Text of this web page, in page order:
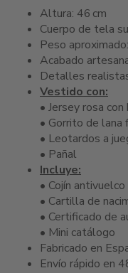
Altura: 46 cm
Cuerpo de tela
Peso
Acabado
Detalles
Vestido con:
• Jersey rosa
• Gorrito de lana
• Leotardos a
• Pañal
Incluye:
• Cojín antivuelco
• Cartilla de
• Certificado de
• Mini catálogo
Fabricado en
Envío rápido en